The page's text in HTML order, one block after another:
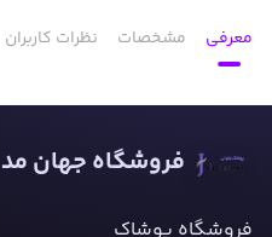
معرفی مشخصات نظرات کاربران
فروشگاه جهان مد
فروشگاه پوشاک